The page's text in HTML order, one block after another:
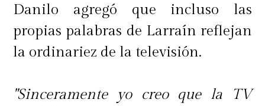
Danilo agregó que incluso las
propias palabras de Larraín reflejan
la ordinariez de la televisión.
"Sinceramente yo creo que la TV